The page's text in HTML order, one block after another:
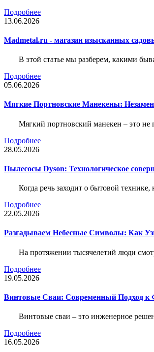
Подробнее
13.06.2026
Madmetal.ru - магазин изысканных
В этой статье мы разберем, какими
Подробнее
05.06.2026
Мягкие Портновские Манекены:
Мягкий портновский манекен – это не
Подробнее
28.05.2026
Пылесосы Dyson: Технологическое
Когда речь заходит о бытовой
Подробнее
22.05.2026
Разгадываем Небесные Символы: Как
На протяжении тысячелетий люди
Подробнее
19.05.2026
Винтовые Сваи: Современный Подход к
Винтовые сваи – это инженерное
Подробнее
16.05.2026